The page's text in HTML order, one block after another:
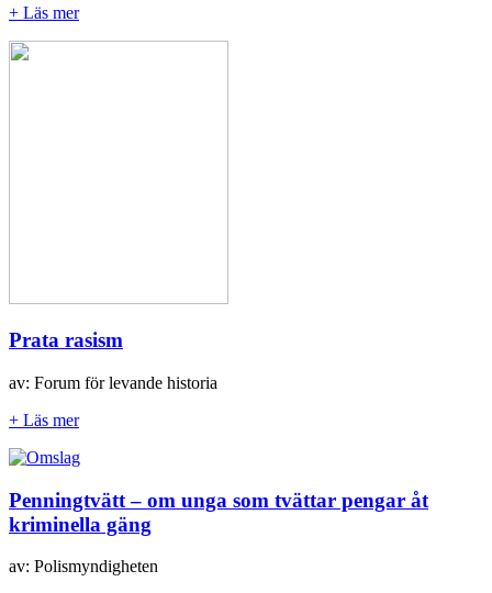
+ Läs mer
Prata rasism
av: Forum för levande historia
+ Läs mer
Penningtvätt – om unga som tvättar pengar åt
kriminella gäng
av: Polismyndigheten